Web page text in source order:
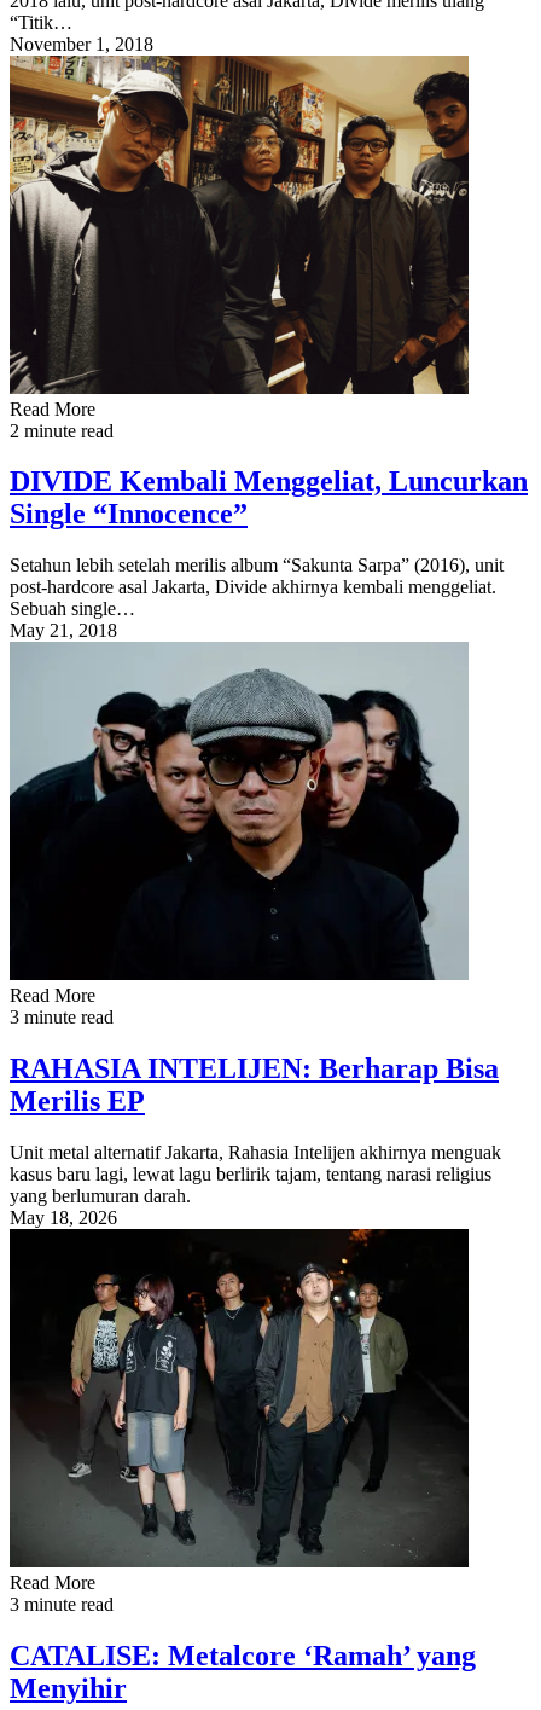
“Titik…
November 1, 2018
Read More
2 minute read
DIVIDE Kembali Menggeliat, Luncurkan
Single “Innocence”
Setahun lebih setelah merilis album “Sakunta Sarpa” (2016), unit
post-hardcore asal Jakarta, Divide akhirnya kembali menggeliat.
Sebuah single…
May 21, 2018
Read More
3 minute read
RAHASIA INTELIJEN: Berharap Bisa
Merilis EP
Unit metal alternatif Jakarta, Rahasia Intelijen akhirnya menguak
kasus baru lagi, lewat lagu berlirik tajam, tentang narasi religius
yang berlumuran darah.
May 18, 2026
Read More
3 minute read
CATALISE: Metalcore ‘Ramah’ yang
Menyihir